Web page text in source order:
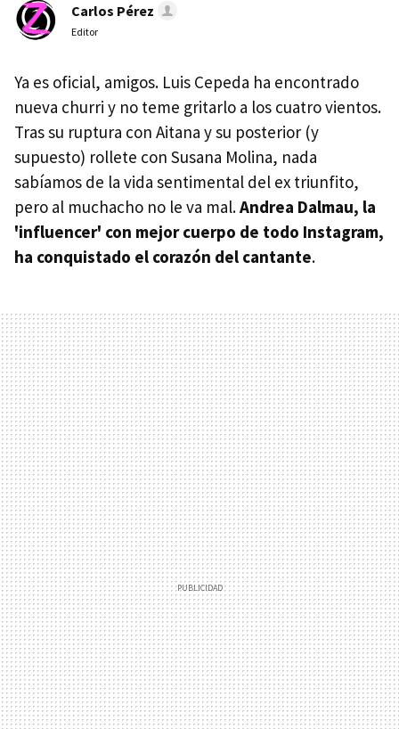
Carlos Pérez
Editor
Ya es oficial, amigos. Luis Cepeda ha encontrado
nueva churri y no teme gritarlo a los cuatro vientos.
Tras su ruptura con Aitana y su posterior (y
supuesto) rollete con Susana Molina, nada
sabíamos de la vida sentimental del ex triunfito,
pero al muchacho no le va mal.Andrea Dalmau, la
'influencer' con mejor cuerpo de todo Instagram,
ha conquistado el corazón del cantante.